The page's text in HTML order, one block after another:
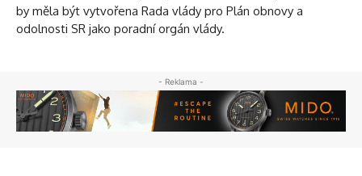
by měla být vytvořena Rada vlády pro Plán obnovy a
odolnosti SR jako poradní orgán vlády.
- Reklama -